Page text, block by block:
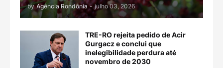
by Agência Rondônia - julho 03, 2026
TRE-RO rejeita pedido de Acir
Gurgacz e conclui que
inelegibilidade perdura até
novembro de 2030